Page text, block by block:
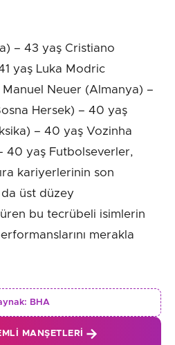
– 43 yaş Cristiano
yaş Luka Modric
Neuer (Almanya) –
Hersek) – 40 yaş
– 40 yaş Vozinha
40 yaş Futbolseverler,
kariyerlerinin son
üst düzey
bu tecrübeli isimlerin
merakla
BHA
MANŞETLERI